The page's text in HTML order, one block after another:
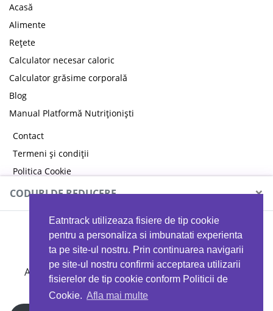
Eatntrack utilizeaza fisiere de tip cookie
pentru a personaliza si imbunatati experienta
ta pe site-ul nostru. Prin continuarea navigarii
pe site-ul nostru confirmi acceptarea utilizarii
fisierelor de tip cookie conform Politicii de
Cookie. Afla mai multe
Acasă
Alimente
Rețete
Calculator necesar caloric
Calculator grăsime corporală
Blog
Manual Platformă Nutriționiști
Contact
Termeni și condiții
Politica Cookie
Politica de confidențialitate
CODURI DE REDUCERE ×
MYPROTEIN
Ai 40%reducere la orice comandă folosind codul
EATTRACK